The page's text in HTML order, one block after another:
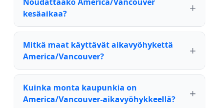
kesäaikaa?
Mitkä maat käyttävät aikavyöhykettä
America/Vancouver?
Kuinka monta kaupunkia on
America/Vancouver-aikavyöhykkeellä?